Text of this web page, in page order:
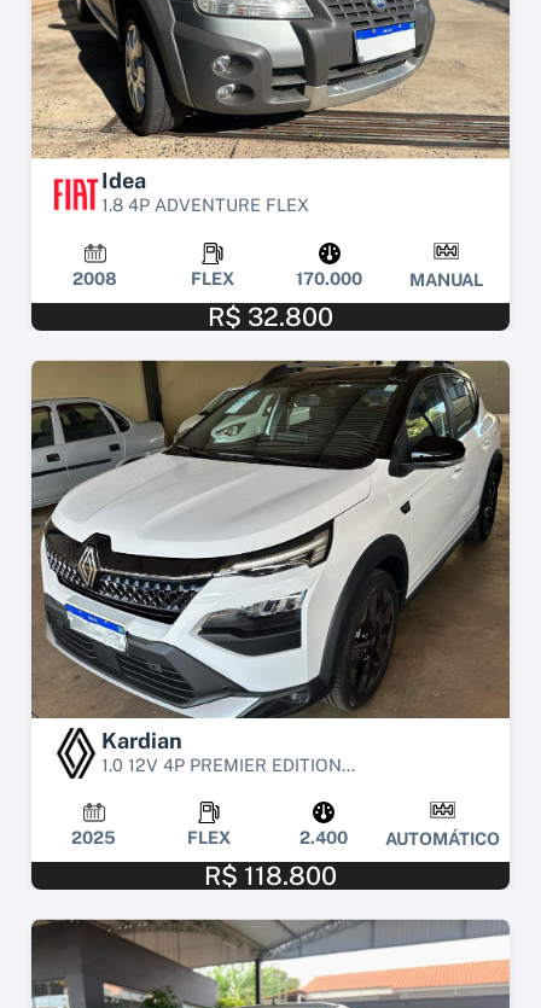
Idea
1.8 4P ADVENTURE FLEX
2008 FLEX 170.000 MANUAL
R$ 32.800
Kardian
1.0 12V 4P PREMIER EDITION...
2025 FLEX 2.400 AUTOMÁTICO
R$ 118.800